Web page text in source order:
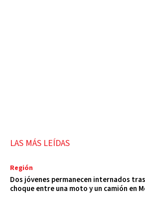
LAS MÁS LEÍDAS
Región
Dos jóvenes permanecen internados
choque entre una moto y un camión en